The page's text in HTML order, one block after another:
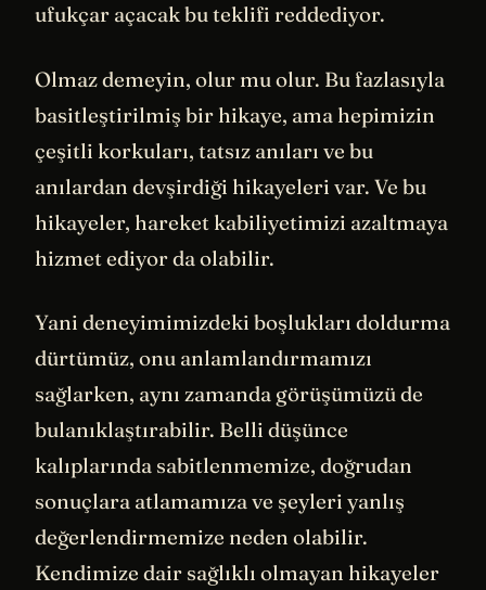
ufukçar açacak bu teklifi reddediyor.
Olmaz demeyin, olur mu olur. Bu fazlasıyla
basitleştirilmiş bir hikaye, ama hepimizin
çeşitli korkuları, tatsız anıları ve bu
anılardan devşirdiği hikayeleri var. Ve bu
hikayeler, hareket kabiliyetimizi azaltmaya
hizmet ediyor da olabilir.
Yani deneyimimizdeki boşlukları doldurma
dürtümüz, onu anlamlandırmamızı
sağlarken, aynı zamanda görüşümüzü de
bulanıklaştırabilir. Belli düşünce
kalıplarında sabitlenmemize, doğrudan
sonuçlara atlamamıza ve şeyleri yanlış
değerlendirmemize neden olabilir.
Kendimize dair sağlıklı olmayan hikayeler